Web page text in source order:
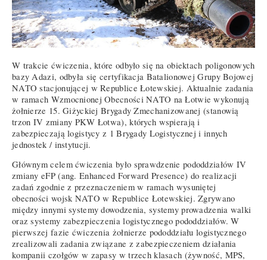
W trakcie ćwiczenia, które odbyło się na obiektach poligonowych
bazy Adazi, odbyła się certyfikacja Batalionowej Grupy Bojowej
NATO stacjonującej w Republice Łotewskiej. Aktualnie zadania
w ramach Wzmocnionej Obecności NATO na Łotwie wykonują
żołnierze 15. Giżyckiej Brygady Zmechanizowanej (stanowią
trzon IV zmiany PKW Łotwa), których wspierają i
zabezpieczają logistycy z 1 Brygady Logistycznej i innych
jednostek / instytucji.
Głównym celem ćwiczenia było sprawdzenie pododdziałów IV
zmiany eFP (ang. Enhanced Forward Presence) do realizacji
zadań zgodnie z przeznaczeniem w ramach wysuniętej
obecności wojsk NATO w Republice Łotewskiej. Zgrywano
między innymi systemy dowodzenia, systemy prowadzenia walki
oraz systemy zabezpieczenia logistycznego pododdziałów. W
pierwszej fazie ćwiczenia żołnierze pododdziału logistycznego
zrealizowali zadania związane z zabezpieczeniem działania
kompanii czołgów w zapasy w trzech klasach (żywność, MPS,